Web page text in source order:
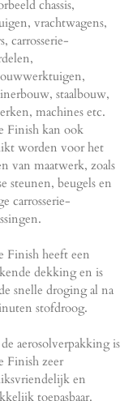
chassis,
vrachtwagens,
carrosserie-
staalbouw,
machines etc.
Finish kan ook
worden voor het
van maatwerk, zoals
steunen, beugels en
carrosserie-
Finish heeft een
dekking en is
snelle droging al na
stofdroog.
aerosolverpakking is
Finish zeer
en
toepasbaar.